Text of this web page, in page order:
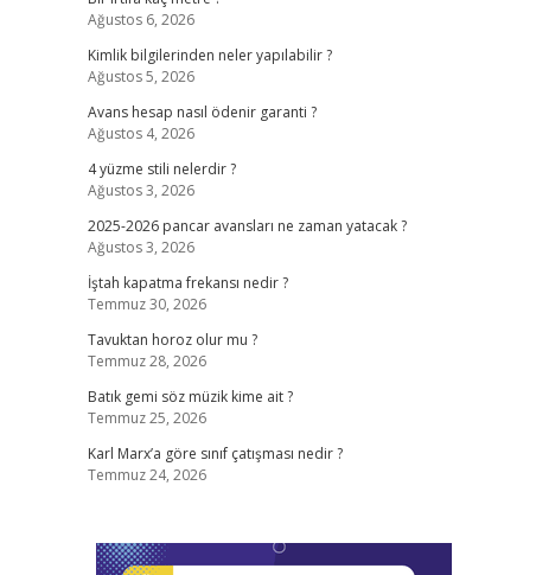
Ağustos 6, 2026
Kimlik bilgilerinden neler yapılabilir ?
Ağustos 5, 2026
Avans hesap nasıl ödenir garanti ?
Ağustos 4, 2026
4 yüzme stili nelerdir ?
Ağustos 3, 2026
2025-2026 pancar avansları ne zaman yatacak ?
Ağustos 3, 2026
İştah kapatma frekansı nedir ?
Temmuz 30, 2026
Tavuktan horoz olur mu ?
Temmuz 28, 2026
Batık gemi söz müzik kime ait ?
Temmuz 25, 2026
Karl Marx’a göre sınıf çatışması nedir ?
Temmuz 24, 2026